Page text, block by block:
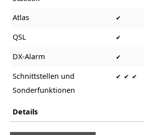
Atlas ✔
QSL ✔
DX-Alarm ✔
Schnittstellen und
Sonderfunktionen
✔ ✔ ✔
Details